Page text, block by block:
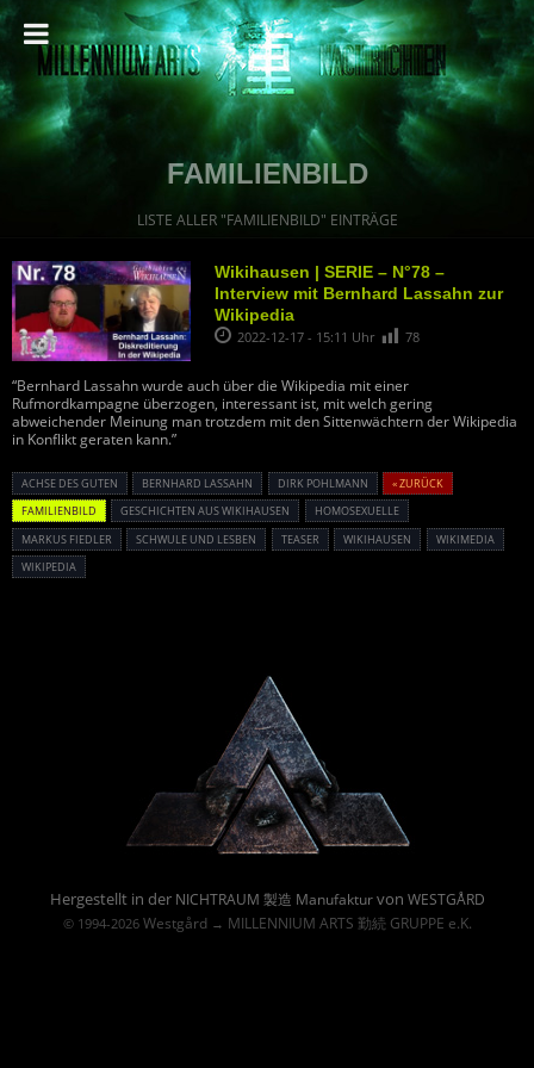
FAMILIENBILD
LISTE ALLER "FAMILIENBILD" EINTRÄGE
Wikihausen | SERIE – N°78 –
Interview mit Bernhard Lassahn zur
Wikipedia
2022-12-17 - 15:11 Uhr 78
“Bernhard Lassahn wurde auch über die Wikipedia mit einer
Rufmordkampagne überzogen, interessant ist, mit welch gering
abweichender Meinung man trotzdem mit den Sittenwächtern der Wikipedia
in Konflikt geraten kann.”
ACHSE DES GUTEN BERNHARD LASSAHN DIRK POHLMANN
« ZURÜCK
FAMILIENBILD
GESCHICHTEN AUS WIKIHAUSEN
HOMOSEXUELLE
MARKUS FIEDLER
SCHWULE UND LESBEN TEASER WIKIHAUSEN
WIKIMEDIA
WIKIPEDIA
Hergestellt in der NICHTRAUM 製造 Manufakturvon WESTGÅRD
© 1994-2026 Westgård→ MILLENNIUM ARTS 勤続 GRUPPE e.K.
Powered By :